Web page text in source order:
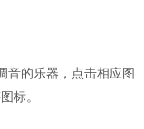
音的乐器，点击相应图
标。